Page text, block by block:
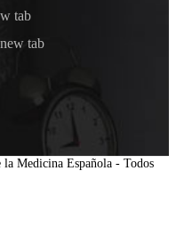
tab
tab
Medicina Española - Todos